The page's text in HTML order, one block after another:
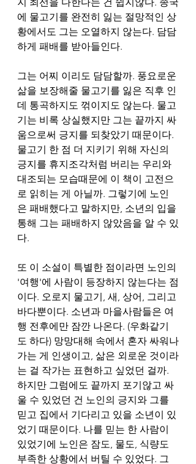
에 물고기를 완전히 잃는 절망적인 상
황에서도 그는 오열하지 않는다. 담담
하게 패배를 받아들인다.
그는 어찌 이리도 담담할까. 풍요로운
삶을 보장해줄 물고기를 잃은 직후 인
데 통곡하지도 꺾이지도 않는다. 물고
기는 비록 상실했지만 그는 끝까지 싸
움으로써 긍지를 되찾았기 때문이다.
물고기 한 점 더 지키기 위해 자신의
긍지를 휴지조각처럼 버리는 우리와
대조되는 모습때문에 이 책이 고전으
로 읽히는 게 아닐까. 그렇기에 노인
은 패배했다고 말하지만, 소년의 입을
통해 그는 패배하지 않았음을 알 수 있
다.
또 이 소설이 특별한 점이라면 노인의
'여행'에 사람이 등장하지 않는다는 점
이다. 오로지 물고기, 새, 상어, 그리고
바다뿐이다. 소년과 마을사람들은 여
행 전후에만 잠깐 나온다. (우화같기
도 하다) 망망대해 속에서 혼자 싸워나
가는 게 인생이고, 삶은 외로운 것이라
는 걸 작가는 표현하고 싶었던 걸까.
하지만 그럼에도 끝까지 포기않고 싸
울 수 있었던 건 노인의 긍지와 그를
믿고 집에서 기다리고 있을 소년이 있
었기 때문이다. 나를 믿는 한 사람이
있었기에 노인은 잠도, 물도, 식량도
부족한 상황에서 버틸 수 있었다. 그